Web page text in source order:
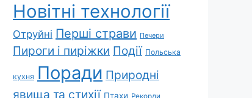
Новітні технології
Отруйні Перші страви Печери
Пироги і пиріжки Події Польська
кухня Поради Природні
явища та стихії Птахи Рекорди